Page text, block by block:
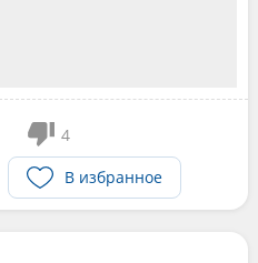
4
В избранное